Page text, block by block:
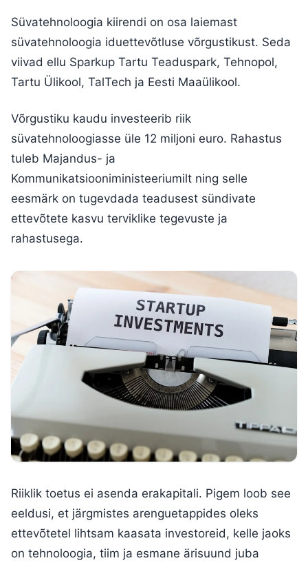
Süvatehnoloogia kiirendi on osa laiemast
süvatehnoloogia iduettevõtluse võrgustikust. Seda
viivad ellu Sparkup Tartu Teaduspark, Tehnopol,
Tartu Ülikool, TalTech ja Eesti Maaülikool.
Võrgustiku kaudu investeerib riik
süvatehnoloogiasse üle 12 miljoni euro. Rahastus
tuleb Majandus- ja
Kommunikatsiooniministeeriumilt ning selle
eesmärk on tugevdada teadusest sündivate
ettevõtete kasvu terviklike tegevuste ja
rahastusega.
Riiklik toetus ei asenda erakapitali. Pigem loob see
eeldusi, et järgmistes arenguetappides oleks
ettevõtetel lihtsam kaasata investoreid, kelle jaoks
on tehnoloogia, tiim ja esmane ärisuund juba